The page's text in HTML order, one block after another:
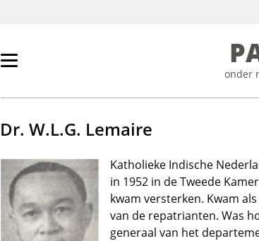
Primair
tonen/verbergen
onder
Dr. W.L.G. Lemaire
Katholieke Indische
in 1952 in de Tweede
kwam versterken. Kwam
van de repatrianten. Was
generaal van het